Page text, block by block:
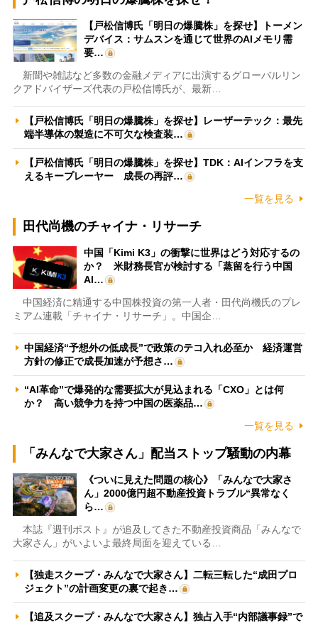
【戸松信博氏「明日の爆騰株」を探せ】トーメン
デバイス：サムスンを通じて世界のAIメモリ需
要…
新聞や雑誌など多数の金融メディアに出演するグローバルリン
クアドバイザーズ代表の戸松信博氏が、最新…
【戸松信博氏「明日の爆騰株」を探せ】レーザーテック：最先
端半導体の製造に不可欠な検査装…
【戸松信博氏「明日の爆騰株」を探せ】TDK：AIインフラを支
えるキープレーヤー 成長の再評…
一覧を見る
田代尚機のチャイナ・リサーチ
中国「Kimi K3」の衝撃に世界はどう対応するの
か？ 米財務長官が検討する「蒸留を行う中国
AI…
中国経済に精通する中国株投資の第一人者・田代尚機氏のプレ
ミアム連載「チャイナ・リサーチ」。中国企…
中国経済“予想外の低成長”で政策のテコ入れ必至か 経済運営
方針の修正で成長加速が予想さ…
“AI革命”で爆発的な需要拡大が見込まれる「CXO」とは何
か？ 高い競争力を持つ中国の医薬品…
一覧を見る
「みんなで大家さん」配当ストップ騒動の内幕
《ついに見えた問題の核心》「みんなで大家さ
ん」2000億円超不動産投資トラブル“異常なく
ら…
本誌『週刊ポスト』が追及してきた不動産投資商品「みんなで
大家さん」がいよいよ最終局面を迎えている…
【独走スクープ・みんなで大家さん】二転三転した“成田プロ
ジェクト”の計画変更の裏で起き…
【追及スクープ・みんなで大家さん】独占入手“内部議事録”で